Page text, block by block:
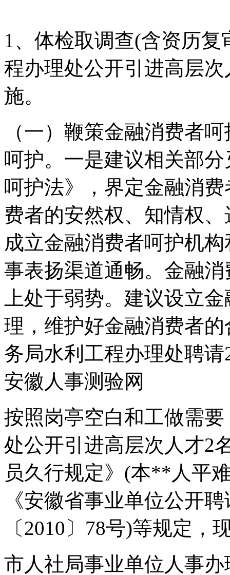
1、体检取调查(含资历
程办理处公开引进高层
施。
（一）鞭策金融消费者
呵护。一是建议相关部
呵护法》，界定金融消
费者的安然权、知情权
成立金融消费者呵护机
事表扬渠道通畅。金融
上处于弱势。建议设立
理，维护好金融消费者
务局水利工程办理处聘
安徽人事测验网
按照岗亭空白和工做需
处公开引进高层次人才2
员久行规定》(本**人平
《安徽省事业单位公开
〔2010〕78号)等规定
市人社局事业单位人事办